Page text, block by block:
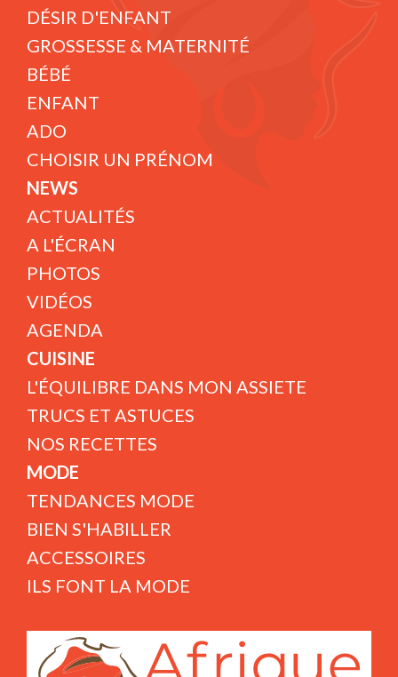
DÉSIR D'ENFANT
GROSSESSE & MATERNITÉ
BÉBÉ
ENFANT
ADO
CHOISIR UN PRÉNOM
NEWS
ACTUALITÉS
A L'ÉCRAN
PHOTOS
VIDÉOS
AGENDA
CUISINE
L'ÉQUILIBRE DANS MON ASSIETE
TRUCS ET ASTUCES
NOS RECETTES
MODE
TENDANCES MODE
BIEN S'HABILLER
ACCESSOIRES
ILS FONT LA MODE